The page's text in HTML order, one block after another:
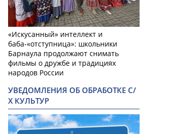
«Искусанный» интеллект и
баба-«отступница»: школьники
Барнаула продолжают снимать
фильмы о дружбе и традициях
народов России
УВЕДОМЛЕНИЯ ОБ ОБРАБОТКЕ С/
Х КУЛЬТУР